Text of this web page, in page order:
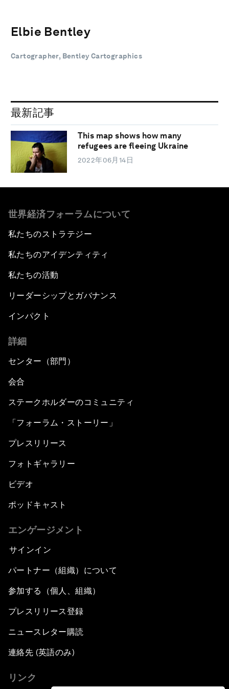
Elbie Bentley
Cartographer, Bentley Cartographics
最新記事
This map shows how many
refugees are fleeing Ukraine
2022年06月14日
世界経済フォーラムについて
私たちのストラテジー
私たちのアイデンティティ
私たちの活動
リーダーシップとガバナンス
インパクト
詳細
センター（部門）
会合
ステークホルダーのコミュニティ
「フォーラム・ストーリー」
プレスリリース
フォトギャラリー
ビデオ
ポッドキャスト
エンゲージメント
サインイン
パートナー（組織）について
参加する（個人、組織）
プレスリリース登録
ニュースレター購読
連絡先 (英語のみ)
リンク